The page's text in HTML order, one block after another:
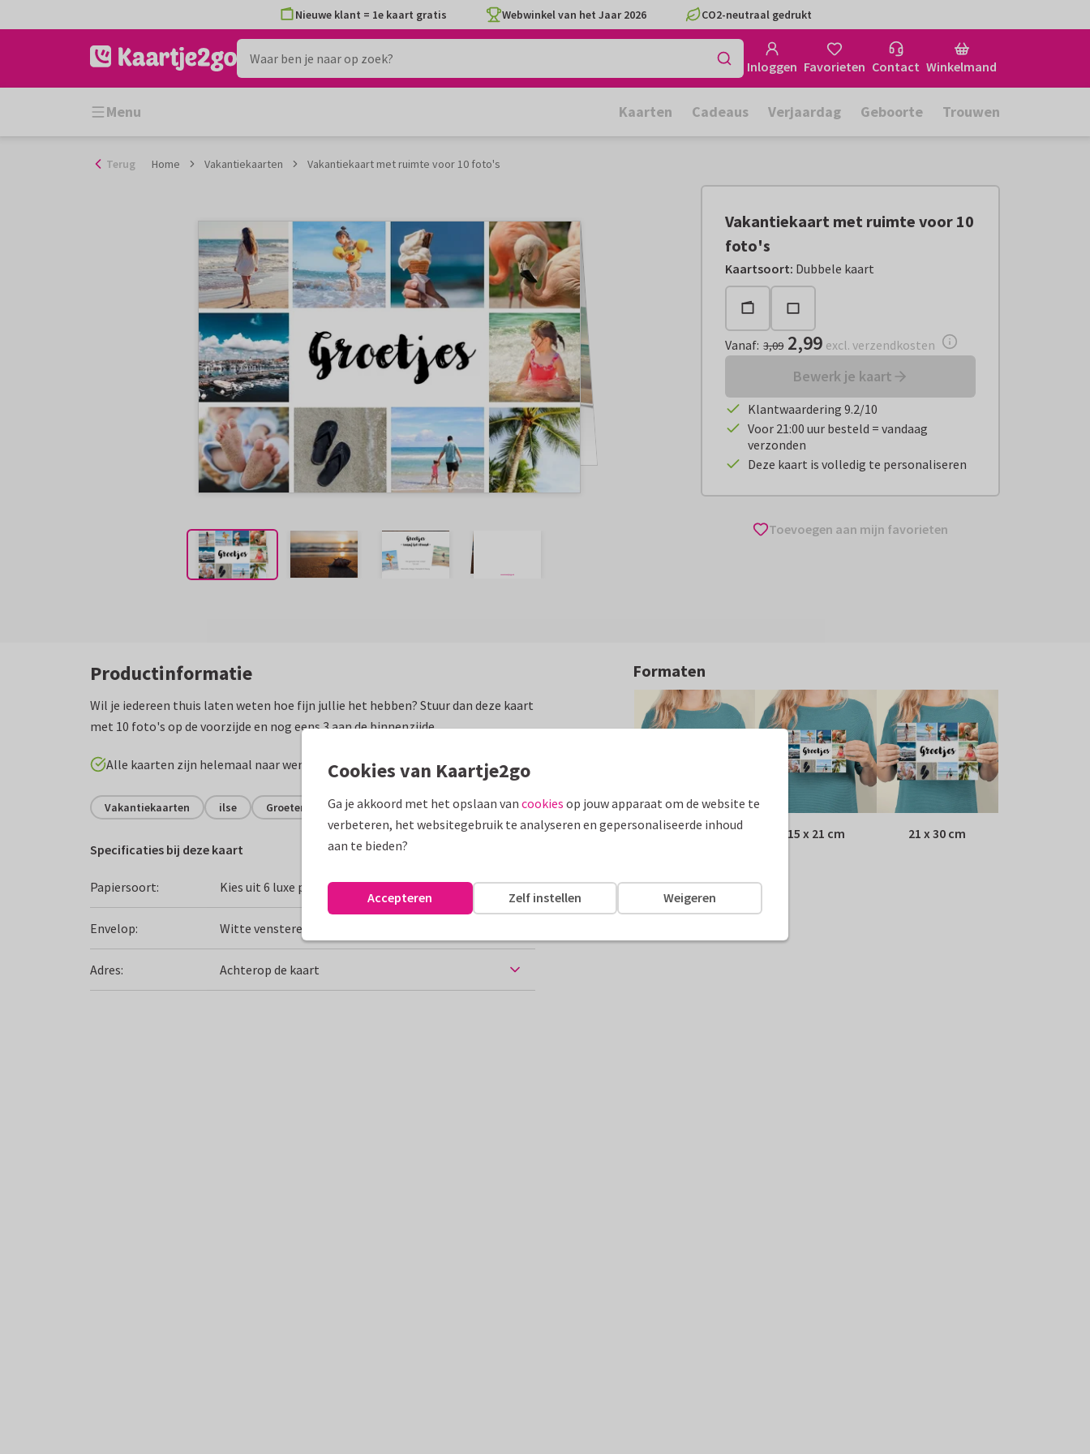
naar
Nieuwe klant = 1e kaart gratis Webwinkel van het Jaar 2026 CO2-neutraal gedrukt
Inloggen Favorieten Contact Winkelmand
Menu Kaarten Cadeaus Verjaardag Geboorte Trouwen
Terug Home Vakantiekaarten Vakantiekaart met ruimte voor 10 foto's
Vakantiekaart met ruimte voor 10
foto's
Kaartsoort: Dubbele kaart
Vanaf:€ 2,99 excl. verzendkosten
Vanaf: 3,09 2,99 excl. verzendkosten
Bewerk je kaart
Klantwaardering 9.2/10
Voor 21:00 uur besteld = vandaag
verzonden
Deze kaart is volledig te personaliseren
Toevoegen aan mijn favorieten
Productinformatie
Wil je iedereen thuis laten weten hoe fijn jullie het hebben? Stuur dan deze kaart
met 10 foto's op de voorzijde en nog eens 3 aan de binnenzijde.
Alle kaarten zijn helemaal naar wens aan te passen
Vakantiekaarten ilse Groeten uit...
Specificaties bij deze kaart
Papiersoort: Kies uit 6 luxe papiersoorten
Envelop: Witte vensterenvelop
Adres: Achterop de kaart
Formaten
10 x 15 cm 15 x 21 cm 21 x 30 cm
Cookies van Kaartje2go
Ga je akkoord met het opslaan van cookies op jouw apparaat om de website te
verbeteren, het websitegebruik te analyseren en gepersonaliseerde inhoud
aan te bieden?
Weigeren
Zelf instellen
Accepteren